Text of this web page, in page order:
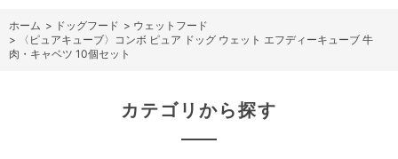
ホーム > ドッグフード > ウェットフード
>
〈ピュアキューブ〉コンボ ピュア ドッグ ウェット エフディーキューブ 牛
肉・キャベツ 10個セット
カテゴリから探す